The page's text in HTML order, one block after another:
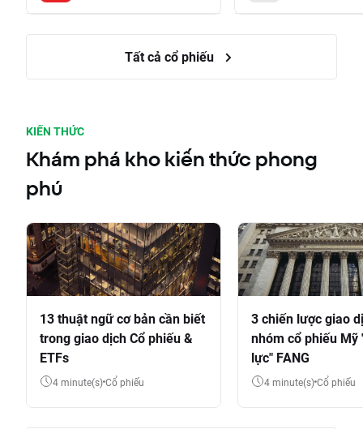
Tất cả cổ phiếu
KIẾN THỨC
Khám phá kho kiến thức phong
phú
13 thuật ngữ cơ bản cần biết
trong giao dịch Cổ phiếu &
ETFs
4 minute(s) Cổ phiếu
3 chiến lược giao
nhóm cổ phiếu Mỹ
lực" FANG
4 minute(s) Cổ phiếu